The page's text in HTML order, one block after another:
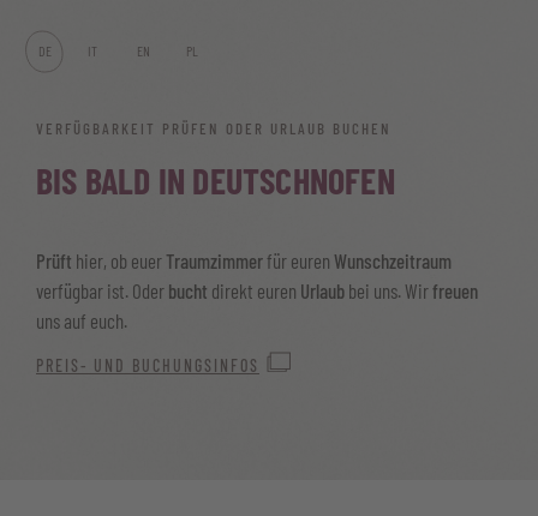
DE IT EN PL
VERFÜGBARKEIT PRÜFEN ODER URLAUB BUCHEN
BIS BALD IN DEUTSCHNOFEN
Prüft hier, ob euerTraumzimmerfür euren Wunschzeitraum
verfügbar ist. Oder bucht direkt euren Urlaub bei uns. Wirfreuen
uns auf euch.
PREIS- UND BUCHUNGSINFOS